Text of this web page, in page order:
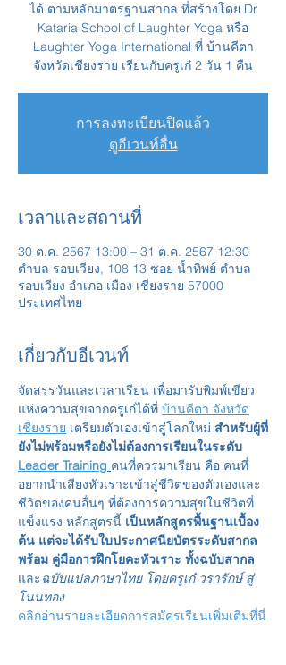
ได้.ตามหลักมาตรฐานสากล ที่สร้างโดย Dr
Kataria School of Laughter Yoga หรือ
Laughter Yoga International ที่ บ้านคีตา
จังหวัดเชียงราย เรียนกับครูเก๋ 2 วัน 1 คืน
การลงทะเบียนปิดแล้ว
ดูอีเวนท์อื่น
เวลาและสถานที่
30 ต.ค. 2567 13:00 – 31 ต.ค. 2567 12:30
ตำบล รอบเวียง, 108 13 ซอย น้ำทิพย์ ตำบล
รอบเวียง อำเภอ เมือง เชียงราย 57000
ประเทศไทย
เกี่ยวกับอีเวนท์
จัดสรรวันและเวลาเรียน เพื่อมารับพิมพ์เขียว
แห่งความสุขจากครูเก๋ได้ที่ บ้านคีตา จังหวัด
เชียงราย เตรียมตัวเองเข้าสู่โลกใหม่ สำหรับผู้ที่
ยังไม่พร้อมหรือยังไม่ต้องการเรียนในระดับ
Leader Training คนที่ควรมาเรียน คือ คนที่
อยากนำเสียงหัวเราะเข้าสู่ชีวิตของตัวเองและ
ชีวิตของคนอื่นๆ ที่ต้องการความสุขในชีวิตที่
แข็งแรง หลักสูตรนี้ เป็นหลักสูตรพื้นฐานเบื้อง
ต้น แต่จะได้รับใบประกาศนียบัตรระดับสากล
พร้อม คู่มือการฝึกโยคะหัวเราะ ทั้งฉบับสากล
และฉบับแปลภาษาไทย โดยครูเก๋ วรารักษ์ สู่
โนนทอง
คลิกอ่านรายละเอียดการสมัครเรียนเพิ่มเติมที่นี่